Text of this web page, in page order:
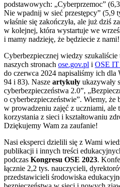
podstawowych: „Cyberprzemoc”
Nie wpadnij w sieć przestępcy” (5,9
właśnie się zakończyła, ale już dziś
w kolejnej, która wystartuje we
i mamy nadzieję, że będziecie z nami!
Cyberbezpiecznej wiedzy szukaliście
naszych stronach ose.gov.pl i OSE IT
do czerwca 2024 napisaliśmy ich dla
94 i 83). Nasze artykuły ukazywały
cyberbezpieczeństwa 2.0”,
o cyberbezpieczeństwie”. Wiemy, że
w prowadzeniu zajęć z uczniami, ale
korzystania z sieci i kształtowaniu
Dziękujemy Wam za zaufanie!
Nasi eksperci dzielili się z Wami
publikacji i innych treści
podczas Kongresu OSE 2023.
łącznie 2,2 tys. nauczycieli,
przedstawicieli środowiska